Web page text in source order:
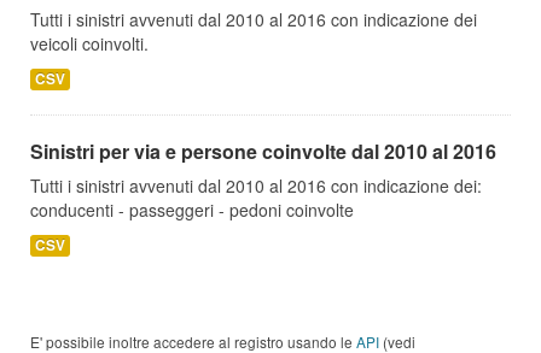
Tutti i sinistri avvenuti dal 2010 al 2016 con indicazione dei
veicoli coinvolti.
CSV
Sinistri per via e persone coinvolte dal 2010 al 2016
Tutti i sinistri avvenuti dal 2010 al 2016 con indicazione dei:
conducenti - passeggeri - pedoni coinvolte
CSV
E' possibile inoltre accedere al registro usando le API (vedi